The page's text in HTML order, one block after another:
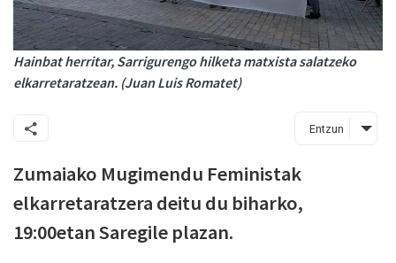
Hainbat herritar, Sarrigurengo hilketa matxista salatzeko
elkarretaratzean. (Juan Luis Romatet)
Entzun
Zumaiako Mugimendu Feministak
elkarretaratzera deitu du biharko,
19:00etan Saregile plazan.